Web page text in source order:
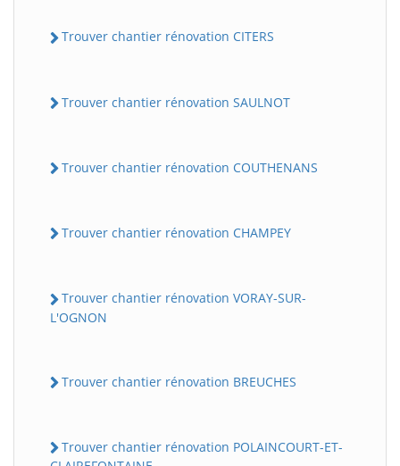
Trouver chantier rénovation CITERS
Trouver chantier rénovation SAULNOT
Trouver chantier rénovation COUTHENANS
Trouver chantier rénovation CHAMPEY
Trouver chantier rénovation VORAY-SUR-
L'OGNON
Trouver chantier rénovation BREUCHES
Trouver chantier rénovation POLAINCOURT-ET-